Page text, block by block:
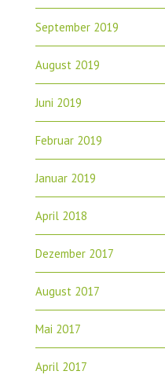
September 2019
August 2019
Juni 2019
Februar 2019
Januar 2019
April 2018
Dezember 2017
August 2017
Mai 2017
April 2017